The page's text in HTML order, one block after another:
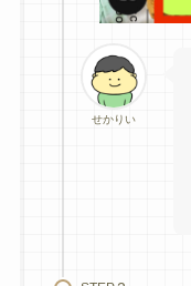
せかりい